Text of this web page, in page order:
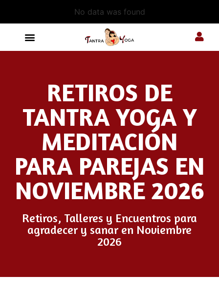
No data was found
RETIROS DE
TANTRA YOGA Y
MEDITACIÓN
PARA PAREJAS EN
NOVIEMBRE 2026
Retiros, Talleres y Encuentros para
agradecer y sanar en Noviembre
2026